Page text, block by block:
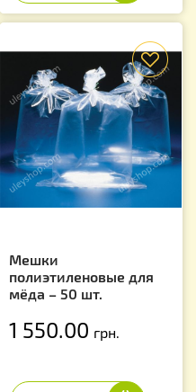
f
Мешки
полиэтиленовые для
мёда – 50 шт.
1 550.00 грн.